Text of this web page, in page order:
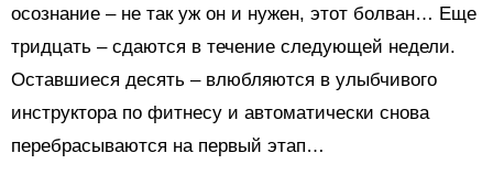
осознание – не так уж он и нужен, этот болван… Еще
тридцать – сдаются в течение следующей недели.
Оставшиеся десять – влюбляются в улыбчивого
инструктора по фитнесу и автоматически снова
перебрасываются на первый этап…